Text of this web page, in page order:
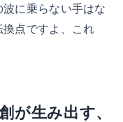
に乗らない手はな
点ですよ、これ
が生み出す、